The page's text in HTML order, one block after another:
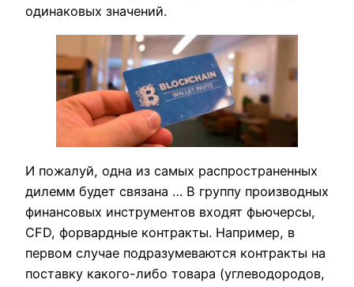
одинаковых значений.
И пожалуй, одна из самых распространенных
дилемм будет связана … В группу производных
финансовых инструментов входят фьючерсы,
CFD, форвардные контракты. Например, в
первом случае подразумеваются контракты на
поставку какого-либо товара (углеводородов,